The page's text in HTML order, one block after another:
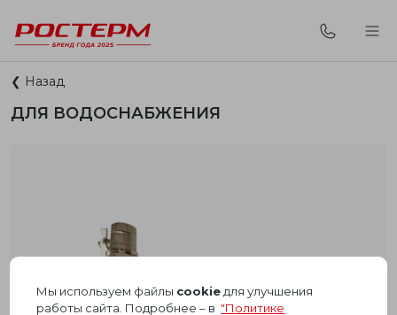
❮ Назад
ДЛЯ ВОДОСНАБЖЕНИЯ
Мы используем файлы cookieдля улучшения
работы сайта. Подробнее – в "Политике